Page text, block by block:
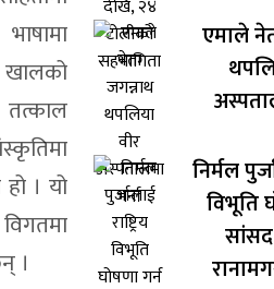
तत्काल
। यो
।
एमाले
निर्मल
विभूति
सांसद